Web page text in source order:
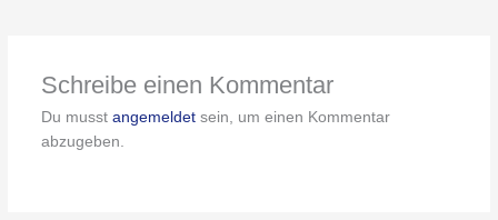
Schreibe einen Kommentar
Du musst angemeldetsein, um einen Kommentar
abzugeben.